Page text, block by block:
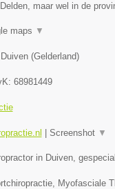
maar wel in de
maps ▼
Duiven(Gelderland)
68981449
Screenshot ▼
in Duiven,
Myofasciale